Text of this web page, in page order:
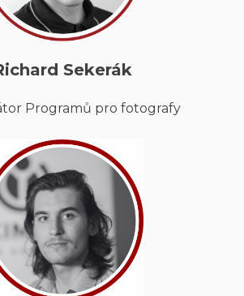
Sekerák
Programů pro fotografy